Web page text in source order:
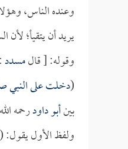
وعنده الناس،
يريد أن يتقيأ؛
وقوله: [ قالمسدد
(دخلت على النبي
بينأبو داودرحمه
ولفظ الأول يقول: